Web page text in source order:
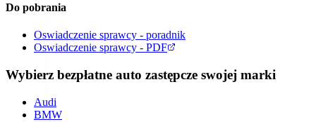
Do pobrania
Oswiadczenie sprawcy - poradnik
Oswiadczenie sprawcy - PDF
Wybierz bezpłatne auto zastępcze swojej marki
Audi
BMW